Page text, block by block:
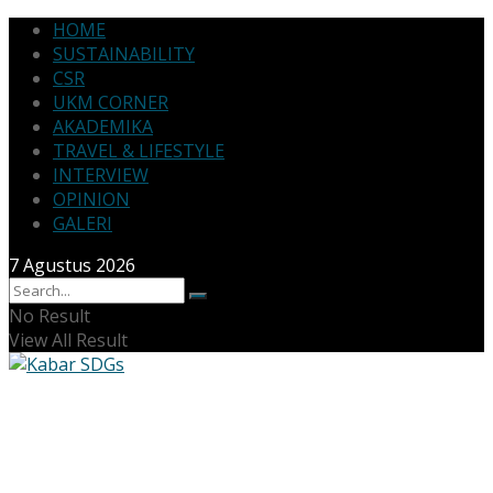
HOME
SUSTAINABILITY
CSR
UKM CORNER
AKADEMIKA
TRAVEL & LIFESTYLE
INTERVIEW
OPINION
GALERI
7 Agustus 2026
No Result
View All Result